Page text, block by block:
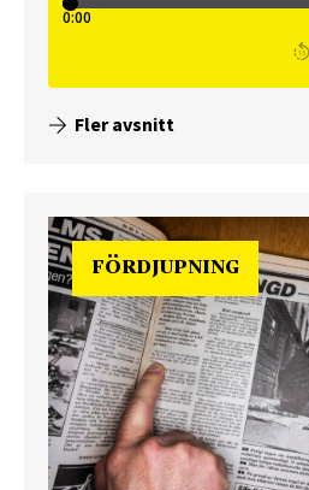
Fler avsnitt
FÖRDJUPNING